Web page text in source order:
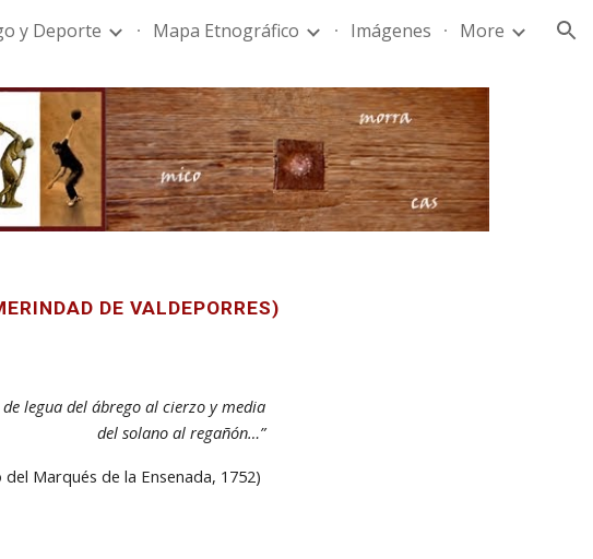
to navigation
y Deporte Mapa Etnográfico Imágenes More
DE VALDEPORRES)
legua del ábrego al cierzo y media
del solano al regañón…”
Marqués de la Ensenada, 1752)